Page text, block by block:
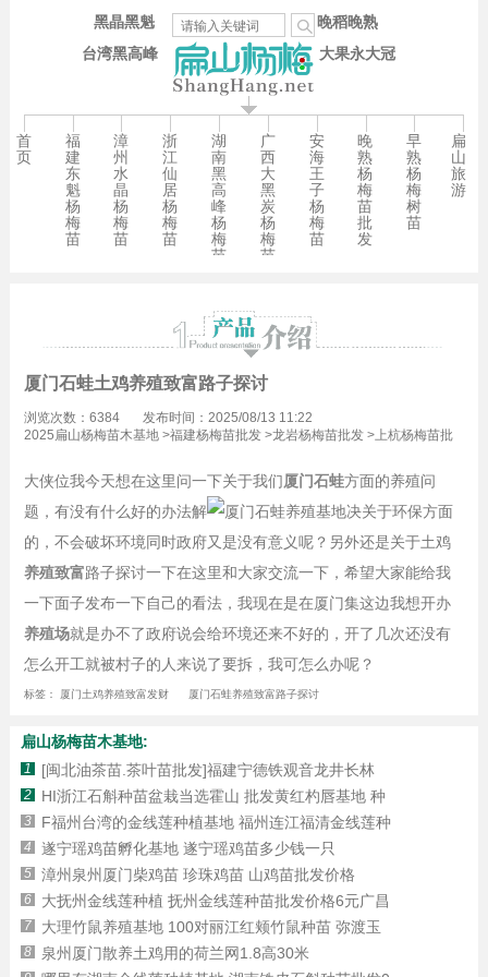
台湾黑高峰
晚稻晚熟
大果永大冠
黑晶黑魁
首
页
福
建
东
魁
杨
梅
苗
漳
州
水
晶
杨
梅
苗
浙
江
仙
居
杨
梅
苗
湖
南
黑
高
峰
杨
梅
苗
广
西
大
黑
炭
杨
梅
苗
安
海
王
子
杨
梅
苗
晚
熟
杨
梅
苗
批
发
早
熟
杨
梅
树
苗
扁
山
旅
游
厦门石蛙土鸡养殖致富路子探讨
浏览次数：6384
发布时间：2025/08/13 11:22
2025扁山杨梅苗木基地>福建杨梅苗批发>龙岩杨梅苗批发>上杭杨梅苗批
大侠位我今天想在这里问一下关于我们厦门石蛙方面的养殖问
题，有没有什么好的办法解
决关于环保方面
的，不会破坏环境同时政府又是没有意义呢？另外还是关于土鸡
养殖致富路子探讨一下在这里和大家交流一下，希望大家能给我
一下面子发布一下自己的看法，我现在是在厦门集这边我想开办
养殖场就是办不了政府说会给环境还来不好的，开了几次还没有
怎么开工就被村子的人来说了要拆，我可怎么办呢？
标签： 厦门土鸡养殖致富发财 厦门石蛙养殖致富路子探讨
扁山杨梅苗木基地:
1 [闽北油茶苗.茶叶苗批发]福建宁德铁观音龙井长林
2 HI浙江石斛种苗盆栽当选霍山 批发黄红杓唇基地 种
3 F福州台湾的金线莲种植基地 福州连江福清金线莲种
4 遂宁瑶鸡苗孵化基地 遂宁瑶鸡苗多少钱一只
5 漳州泉州厦门柴鸡苗 珍珠鸡苗 山鸡苗批发价格
6 大抚州金线莲种植 抚州金线莲种苗批发价格6元广昌
7 大理竹鼠养殖基地 100对丽江红颊竹鼠种苗 弥渡玉
8 泉州厦门散养土鸡用的荷兰网1.8高30米